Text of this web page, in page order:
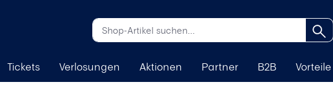
Tickets Verlosungen Aktionen Partner B2B Vorteile